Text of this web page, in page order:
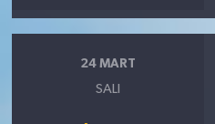
24 MART
SALI